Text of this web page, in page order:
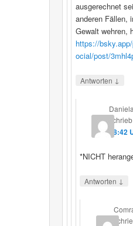
ausgerechnet
anderen Fällen,
Gewalt wehren,
https://
ocial/post/
Antworten ↓
Daniela
schrieb
08:42
*NICHT
Antworten ↓